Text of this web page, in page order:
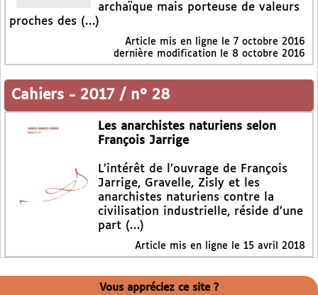
archaïque mais porteuse de valeurs
proches des (…)
Article mis en ligne le 7 octobre 2016
dernière modification le 8 octobre 2016
Cahiers - 2017 / n° 28
Les anarchistes naturiens selon
François Jarrige
L’intérêt de l’ouvrage de François
Jarrige, Gravelle, Zisly et les
anarchistes naturiens contre la
civilisation industrielle, réside d’une
part (…)
Article mis en ligne le 15 avril 2018
Vous appréciez ce site ?